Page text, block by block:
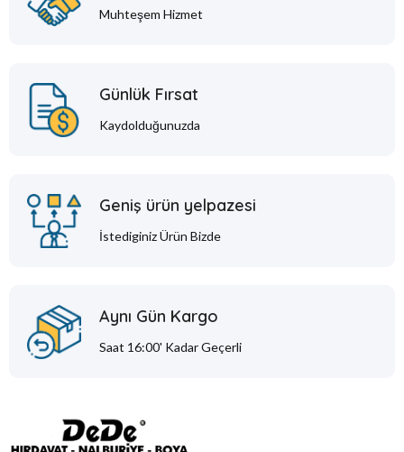
Muhteşem Hizmet
Günlük Fırsat
Kaydolduğunuzda
Geniş ürün yelpazesi
İstediginiz Ürün Bizde
Aynı Gün Kargo
Saat 16:00' Kadar Geçerli